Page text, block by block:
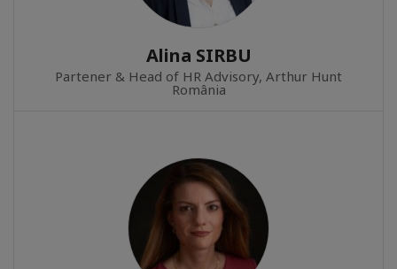
Alina SIRBU
Partener & Head of HR Advisory, Arthur Hunt
România